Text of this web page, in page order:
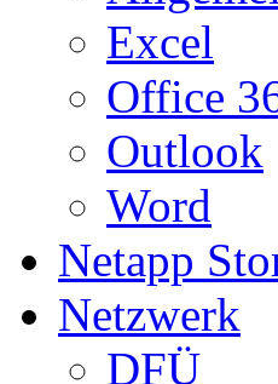
Excel
Office
Outlook
Word
Netapp
Netzwerk
DFÜ